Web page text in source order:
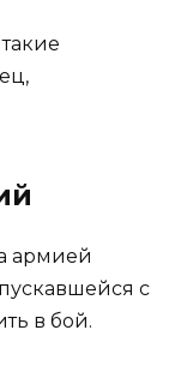
армией
с
в бой.